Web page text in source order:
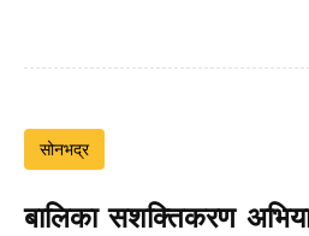
सोनभद्र
बालिका सशक्तिकरण